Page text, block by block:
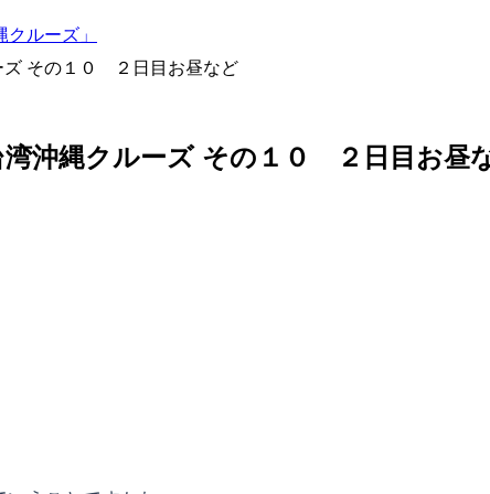
ルーズ」
ズ その１０ ２日目お昼など
沖縄クルーズ その１０ ２日目お昼